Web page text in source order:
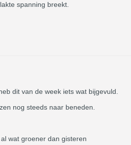
spanning breekt.
dit van de week iets wat bijgevuld.
nog steeds naar beneden.
wat groener dan gisteren